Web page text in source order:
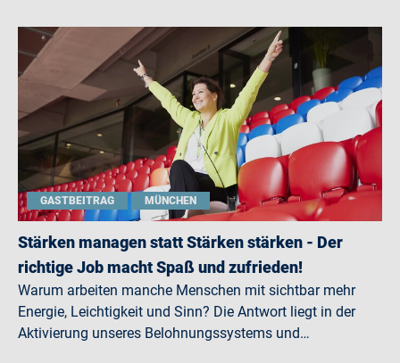
GASTBEITRAG MÜNCHEN
Stärken managen statt Stärken stärken - Der
richtige Job macht Spaß und zufrieden!
Warum arbeiten manche Menschen mit sichtbar mehr
Energie, Leichtigkeit und Sinn? Die Antwort liegt in der
Aktivierung unseres Belohnungssystems und…